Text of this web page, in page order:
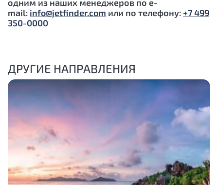
одним из наших менеджеров по e-
mail: info@jetfinder.com или по телефону:+7 499
350-0000
ДРУГИЕ НАПРАВЛЕНИЯ